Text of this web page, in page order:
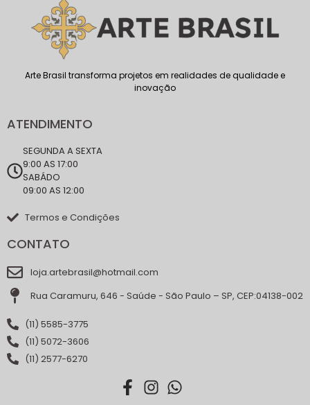
Arte Brasil transforma projetos em realidades de qualidade e
inovação
ATENDIMENTO
SEGUNDA A SEXTA
9:00 AS 17:00
SABÁDO
09:00 AS 12:00
Termos e Condições
CONTATO
loja.artebrasil@hotmail.com
Rua Caramuru, 646 - Saúde - São Paulo – SP, CEP:04138-002
(11) 5585-3775
(11) 5072-3606
(11) 2577-6270